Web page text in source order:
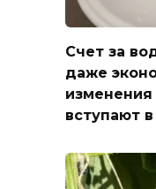
Счет за
даже
вступают